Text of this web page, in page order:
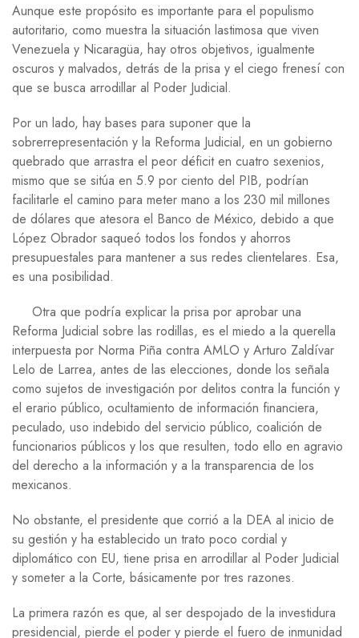
Aunque este propósito es importante para el populismo
autoritario, como muestra la situación lastimosa que viven
Venezuela y Nicaragüa, hay otros objetivos, igualmente
oscuros y malvados, detrás de la prisa y el ciego frenesí con
que se busca arrodillar al Poder Judicial.
Por un lado, hay bases para suponer que la
sobrerrepresentación y la Reforma Judicial, en un gobierno
quebrado que arrastra el peor déficit en cuatro sexenios,
mismo que se sitúa en 5.9 por ciento del PIB, podrían
facilitarle el camino para meter mano a los 230 mil millones
de dólares que atesora el Banco de México, debido a que
López Obrador saqueó todos los fondos y ahorros
presupuestales para mantener a sus redes clientelares. Esa,
es una posibilidad.
Otra que podría explicar la prisa por aprobar una
Reforma Judicial sobre las rodillas, es el miedo a la querella
interpuesta por Norma Piña contra AMLO y Arturo Zaldívar
Lelo de Larrea, antes de las elecciones, donde los señala
como sujetos de investigación por delitos contra la función y
el erario público, ocultamiento de información financiera,
peculado, uso indebido del servicio público, coalición de
funcionarios públicos y los que resulten, todo ello en agravio
del derecho a la información y a la transparencia de los
mexicanos.
No obstante, el presidente que corrió a la DEA al inicio de
su gestión y ha establecido un trato poco cordial y
diplomático con EU, tiene prisa en arrodillar al Poder Judicial
y someter a la Corte, básicamente por tres razones.
La primera razón es que, al ser despojado de la investidura
presidencial, pierde el poder y pierde el fuero de inmunidad